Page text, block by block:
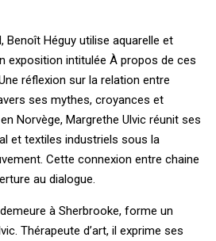
Benoît Héguy utilise aquarelle et
exposition intitulée À propos de ces
réflexion sur la relation entre
ses mythes, croyances et
Norvège, Margrethe Ulvic réunit ses
et textiles industriels sous la
Cette connexion entre chaine
au dialogue.
à Sherbrooke, forme un
Thérapeute d’art, il exprime ses